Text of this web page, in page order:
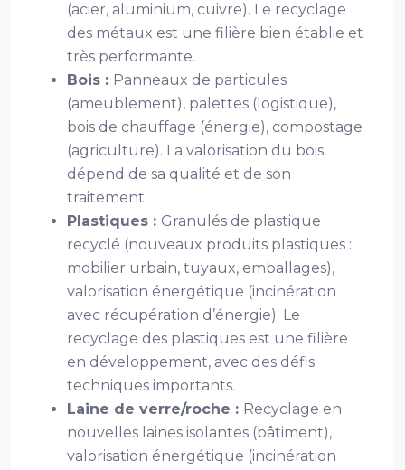
(acier, aluminium, cuivre). Le recyclage
des métaux est une filière bien établie et
très performante.
Bois : Panneaux de particules
(ameublement), palettes (logistique),
bois de chauffage (énergie), compostage
(agriculture). La valorisation du bois
dépend de sa qualité et de son
traitement.
Plastiques : Granulés de plastique
recyclé (nouveaux produits plastiques :
mobilier urbain, tuyaux, emballages),
valorisation énergétique (incinération
avec récupération d’énergie). Le
recyclage des plastiques est une filière
en développement, avec des défis
techniques importants.
Laine de verre/roche : Recyclage en
nouvelles laines isolantes (bâtiment),
valorisation énergétique (incinération